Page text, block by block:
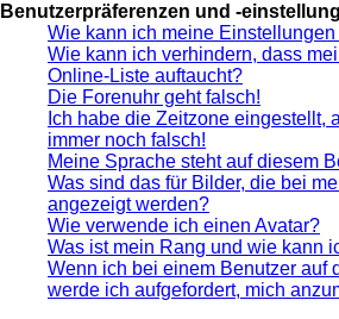
Benutzerpräferenzen und -
Wie kann ich meine
Wie kann ich verhindern, dass
Online-Liste auftaucht?
Die Forenuhr geht falsch!
Ich habe die Zeitzone eingestellt,
immer noch falsch!
Meine Sprache steht auf diesem
Was sind das für Bilder, die bei
angezeigt werden?
Wie verwende ich einen Avatar?
Was ist mein Rang und wie kann
Wenn ich bei einem Benutzer auf
werde ich aufgefordert, mich